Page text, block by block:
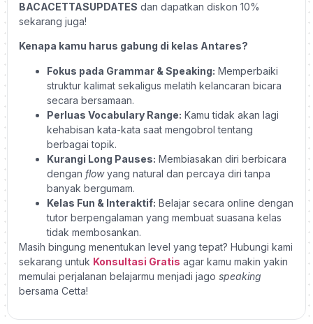
BACACETTASUPDATES dan dapatkan diskon 10%
sekarang juga!
Kenapa kamu harus gabung di kelas Antares?
Fokus pada Grammar & Speaking: Memperbaiki
struktur kalimat sekaligus melatih kelancaran bicara
secara bersamaan.
Perluas Vocabulary Range: Kamu tidak akan lagi
kehabisan kata-kata saat mengobrol tentang
berbagai topik.
Kurangi Long Pauses: Membiasakan diri berbicara
dengan flowyang natural dan percaya diri tanpa
banyak bergumam.
Kelas Fun & Interaktif: Belajar secara online dengan
tutor berpengalaman yang membuat suasana kelas
tidak membosankan.
Masih bingung menentukan level yang tepat? Hubungi kami
sekarang untuk Konsultasi Gratis agar kamu makin yakin
memulai perjalanan belajarmu menjadi jago speaking
bersama Cetta!